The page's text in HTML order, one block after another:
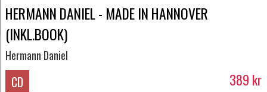
HERMANN DANIEL - MADE IN HANNOVER
(INKL.BOOK)
Hermann Daniel
CD 389 kr